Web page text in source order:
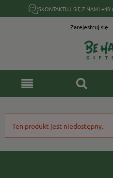
SKONTAKTUJ SIĘ Z NAMI:+48
Zarejestruj się
Ten produkt jest niedostępny.